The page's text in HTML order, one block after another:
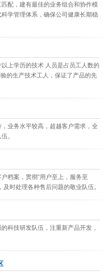
配，建有最佳的业务组合和协作模
学管理体系，确保公司健康长期稳
上学历的技术 人员是占员工人数的
的生产技术工人，保证了产品的先
业务水平较高，超越客户需求，全
。
档案，贯彻“用户至上，服务至
时处理各种售后问题的敬业队伍。
科技研发队伍，注重新产品开发，